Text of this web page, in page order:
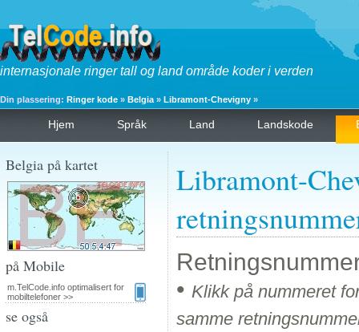
internasjonale ringer tall og land område koder i verden
Din plassering: Ringer kode » Belgia » Libramont-Chevigny »
Hjem Språk Land Landskode
Libramont-
• Klikk på nummeret
samme
Belgia på kartet
på Mobile
m.TelCode.info optimalisert for
mobiltelefoner >>
se også